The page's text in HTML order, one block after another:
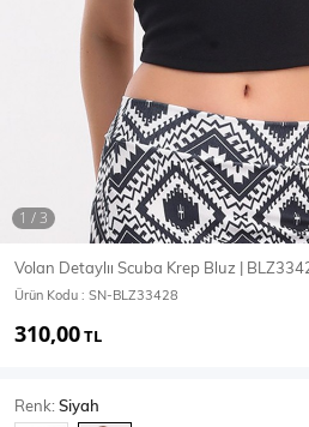
Ceket Mont & Kaban
T-SHİRT & BLUZ
T-Shirt
Volan Detaylıı Scuba Krep Bluz |
Ürün Kodu : SN-BLZ33428
310,00TL
Renk:Siyah